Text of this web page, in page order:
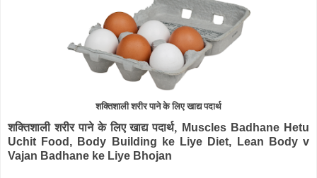
शक्तिशाली शरीर पाने के लिए खाद्य पदार्थ
शक्तिशाली शरीर पाने के लिए खाद्य पदार्थ, Muscles Badhane Hetu
Uchit Food, Body Building ke Liye Diet, Lean Body v
Vajan Badhane ke Liye Bhojan